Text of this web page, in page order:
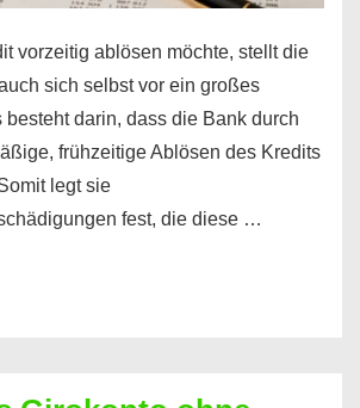
vorzeitig ablösen möchte, stellt die
sich selbst vor ein großes
besteht darin, dass die Bank durch
frühzeitige Ablösen des Kredits
legt sie
fest, die diese …